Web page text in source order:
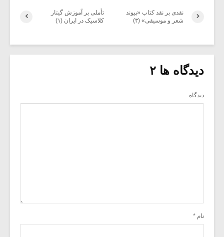
تأملی بر آموزش گیتار
کلاسیک در ایران (۱)
نقدی بر نقد کتاب «پیوند
شعر و موسیقی» (۳)
دیدگاه ها ۲
دیدگاه
نام *